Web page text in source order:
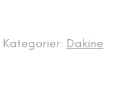
Kategorier: Dakine